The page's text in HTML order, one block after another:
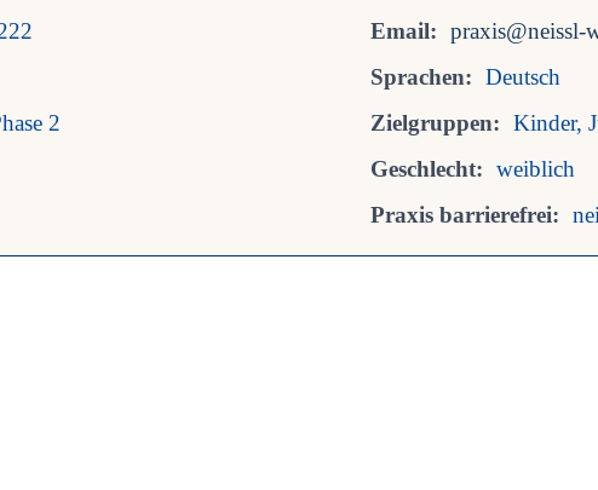
Email: praxis@neissl-
Sprachen: Deutsch
2 Zielgruppen: Kinder,
Geschlecht: weiblich
Praxis barrierefrei: